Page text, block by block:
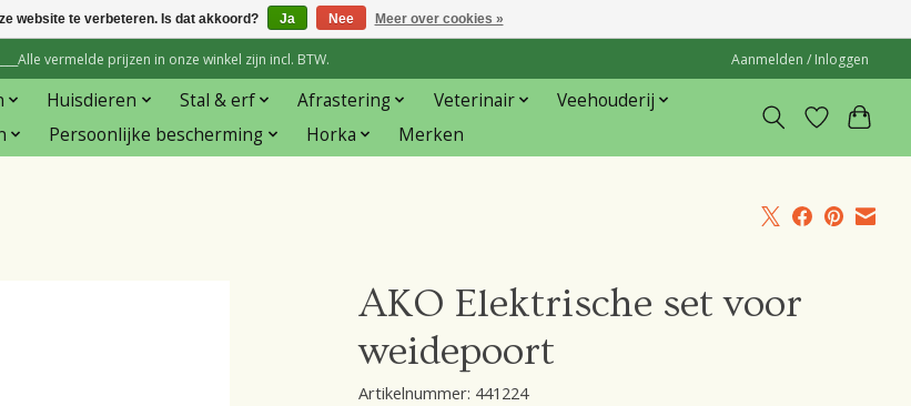
vermelde prijzen in onze winkel zijn incl. BTW. Aanmelden / Inloggen
Huisdieren Stal & erf Afrastering Veterinair
Veehouderij
Persoonlijke bescherming Horka Merken
AKO Elektrische set voor
weidepoort
Artikelnummer: 441224
website te verbeteren. Is dat akkoord? Ja Nee Meer over cookies »